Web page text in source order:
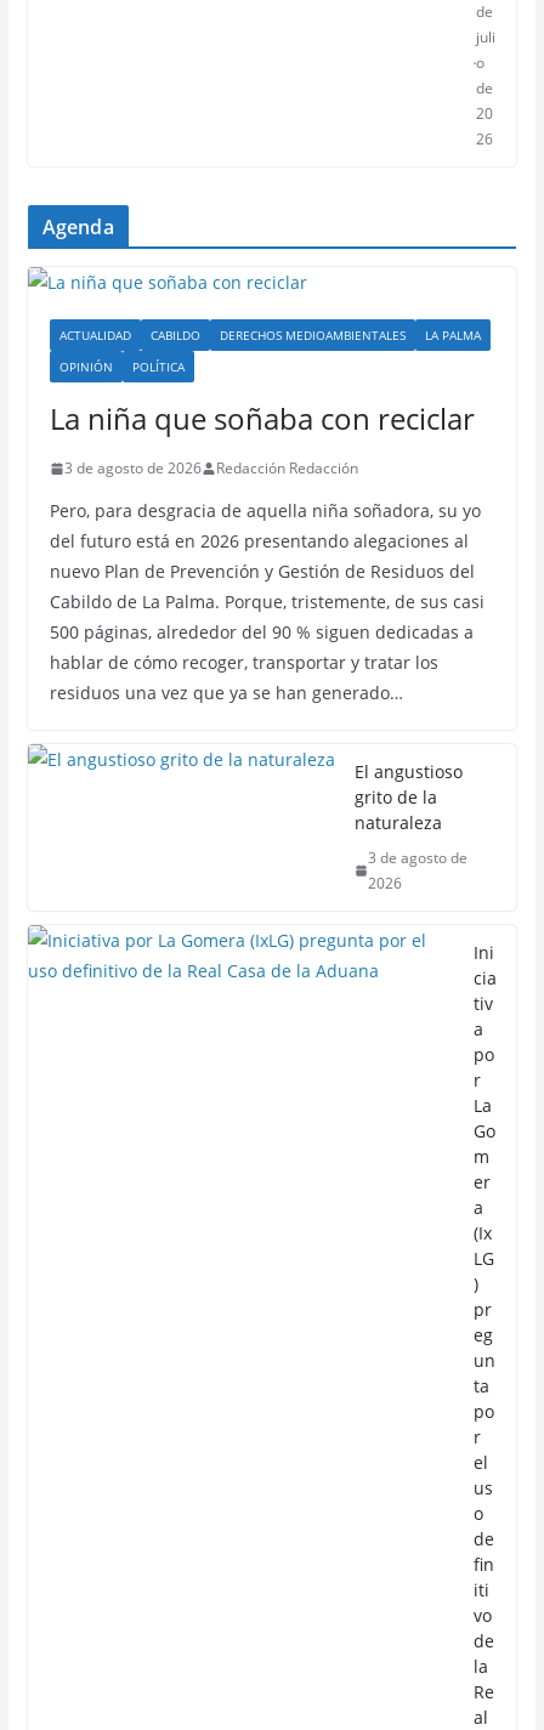
de
juli
o
de
20
26
Agenda
ACTUALIDAD CABILDO DERECHOS MEDIOAMBIENTALES
LA PALMA
OPINIÓN
POLÍTICA
La niña que soñaba con reciclar
3 de agosto de 2026 Redacción Redacción
Pero, para desgracia de aquella niña soñadora, su yo
del futuro está en 2026 presentando alegaciones al
nuevo Plan de Prevención y Gestión de Residuos del
Cabildo de La Palma. Porque, tristemente, de sus casi
500 páginas, alrededor del 90 % siguen dedicadas a
hablar de cómo recoger, transportar y tratar los
residuos una vez que ya se han generado…
El angustioso
grito de la
naturaleza
3 de agosto de
2026
Ini
cia
tiv
a
po
r
La
Go
m
er
a
(Ix
LG
)
pr
eg
un
ta
po
r
el
us
o
de
fin
iti
vo
de
la
Re
al